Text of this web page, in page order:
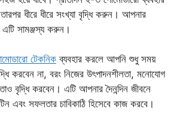
ধীরে ধীরে সংখ্যা বৃদ্ধি করুন। আপনার
এটি সামঞ্জস্য করুন।
টেকনিক ব্যবহার করলে আপনি শুধু সময়
করবেন না, বরং নিজের উৎপাদনশীলতা, মনোযোগ
বৃদ্ধি করবেন। এটি আপনার দৈনন্দিন জীবনে
এবং সফলতার চাবিকাঠি হিসেবে কাজ করবে।